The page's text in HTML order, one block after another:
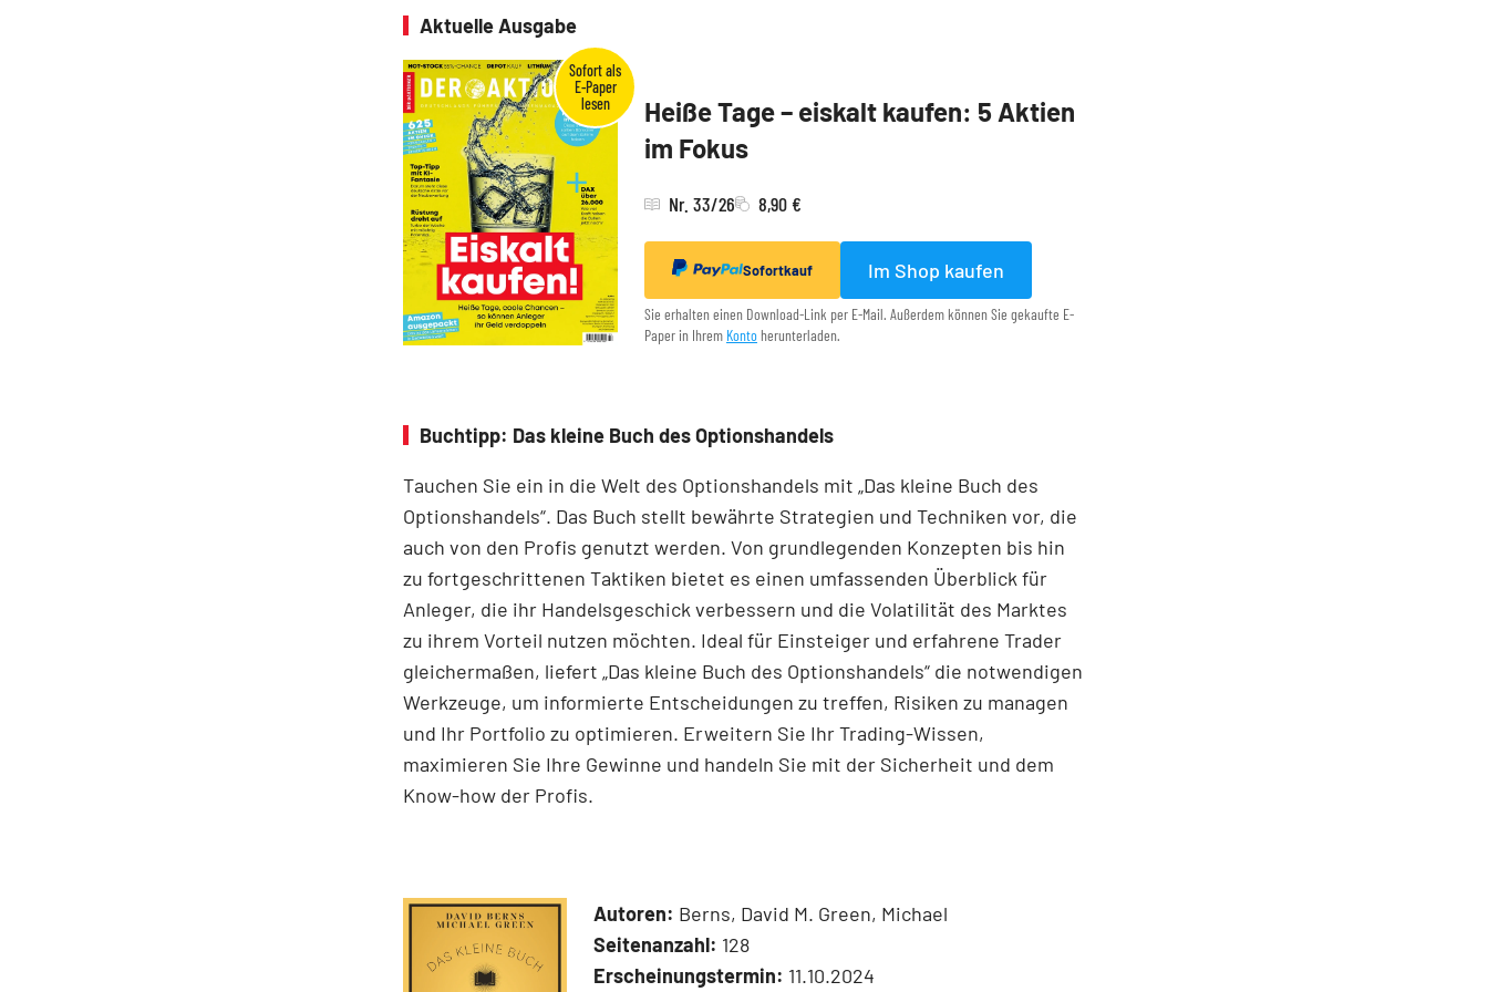
Aktuelle Ausgabe
Heiße Tage – eiskalt kaufen: 5 Aktien
im Fokus
Nr. 33/26 8,90 €
Sofortkauf Im Shop kaufen
Sie erhalten einen Download-Link per E-Mail. Außerdem können Sie gekaufte E-
Paper in Ihrem Konto herunterladen.
Buchtipp: Das kleine Buch des Optionshandels
Tauchen Sie ein in die Welt des Optionshandels mit „Das kleine Buch des
Optionshandels“. Das Buch stellt bewährte Strategien und Techniken vor, die
auch von den Profis genutzt werden. Von grundlegenden Konzepten bis hin
zu fortgeschrittenen Taktiken bietet es einen umfassenden Überblick für
Anleger, die ihr Handelsgeschick verbessern und die Volatilität des Marktes
zu ihrem Vorteil nutzen möchten. Ideal für Einsteiger und erfahrene Trader
gleichermaßen, liefert „Das kleine Buch des Optionshandels“ die notwendigen
Werkzeuge, um informierte Entscheidungen zu treffen, Risiken zu managen
und Ihr Portfolio zu optimieren. Erweitern Sie Ihr Trading-Wissen,
maximieren Sie Ihre Gewinne und handeln Sie mit der Sicherheit und dem
Know-how der Profis.
Autoren: Berns, David M. Green, Michael
Seitenanzahl: 128
Erscheinungstermin: 11.10.2024